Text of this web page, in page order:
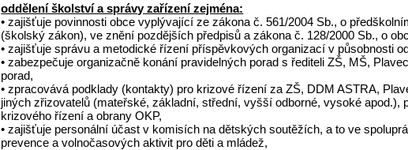
oddělení školství a správy zařízení zejména:
• zajišťuje povinnosti obce vyplývající ze zákona č. 561/2004 Sb., o
(školský zákon), ve znění pozdějších předpisů a zákona č. 128/2000 Sb., o
• zajišťuje správu a metodické řízení příspěvkových organizací v působnosti
• zabezpečuje organizačně konání pravidelných porad s řediteli ZŠ, MŠ,
porad,
• zpracovává podklady (kontakty) pro krizové řízení za ZŠ, DDM ASTRA,
jiných zřizovatelů (mateřské, základní, střední, vyšší odborné, vysoké apod.),
krizového řízení a obrany OKP,
• zajišťuje personální účast v komisích na dětských soutěžích, a to ve
prevence a volnočasových aktivit pro děti a mládež,